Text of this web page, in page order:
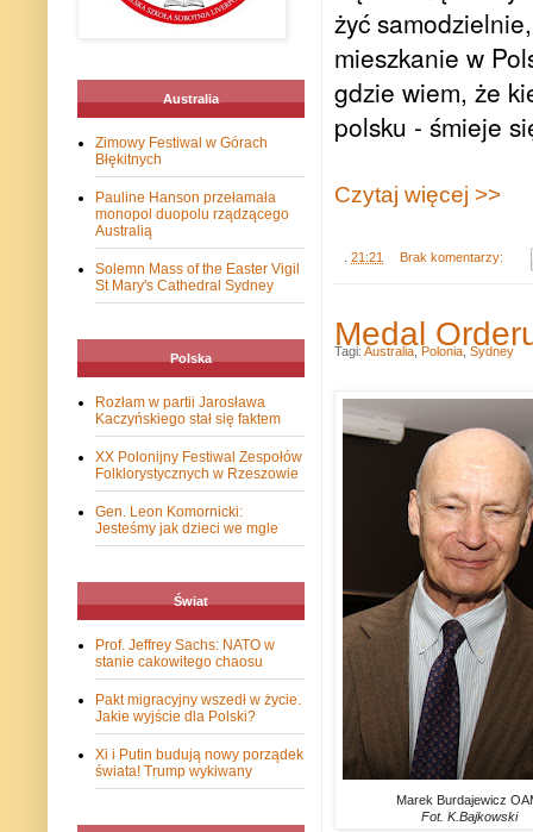
żyć
mieszkanie w
gdzie wiem, że
polsku - śmieje
Czytaj więcej >>
. 21:21 Brak komentarzy:
Medal
Marek Burdajewicz
Fot. K.Bajkowski
Tagi: Australia Polonia Sydney
Australia
Zimowy Festiwal w Górach
Błękitnych
Pauline Hanson przełamała
monopol duopolu rządzącego
Australią
Solemn Mass of the Easter Vigil
St Mary's Cathedral Sydney
Polska
Rozłam w partii Jarosława
Kaczyńskiego stał się faktem
XX Polonijny Festiwal Zespołów
Folklorystycznych w Rzeszowie
Gen. Leon Komornicki:
Jesteśmy jak dzieci we mgle
Świat
Prof. Jeffrey Sachs: NATO w
stanie cakowitego chaosu
Pakt migracyjny wszedł w życie.
Jakie wyjście dla Polski?
Xi i Putin budują nowy porządek
świata! Trump wykiwany